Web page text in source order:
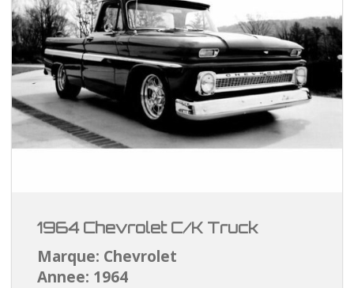
1964 Chevrolet C/K Truck
Marque: Chevrolet
Annee: 1964